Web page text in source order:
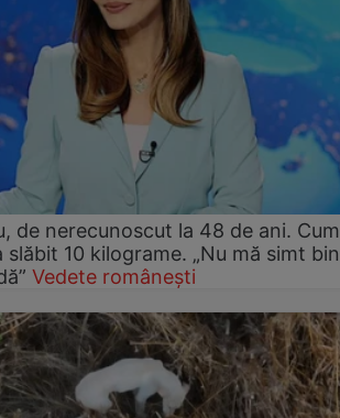
de nerecunoscut la 48 de ani. Cum
slăbit 10 kilograme. „Nu mă simt
Vedete românești